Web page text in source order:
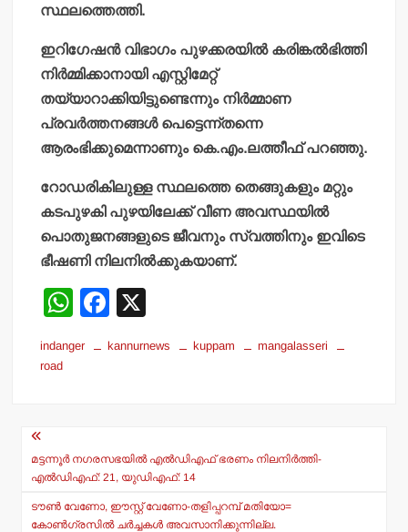
സ്ഥലത്തെത്തി.
ഇറിഗേഷന്‍ വിഭാഗം പുഴക്കരയില്‍ കരിങ്കല്‍ഭിത്തി
നിര്‍മ്മിക്കാനായി എസ്റ്റിമേറ്റ്
തയ്യാറാക്കിയിട്ടുണ്ടെന്നും നിര്‍മ്മാണ
പ്രവര്‍ത്തനങ്ങള്‍ പെട്ടെന്ന്തന്നെ
ആരംഭിക്കുമെന്നാണും കെ.എം.ലത്തീഫ് പറഞ്ഞു.
റോഡരികിലുള്ള സ്ഥലത്തെ തെങ്ങുകളും മറ്റും
കടപുഴകി പുഴയിലേക്ക് വീണ അവസ്ഥയില്‍
പൊതുജനങ്ങളുടെ ജീവനും സ്വത്തിനും ഇവിടെ
ഭീഷണി നിലനില്‍ക്കുകയാണ്.
W
at
p
p
F
c
o
o
k
indanger kannurnews kuppam
mangalasseri
road
Post
navigation
മട്ടന്നൂര്‍ നഗരസഭയില്‍ എല്‍ഡിഎഫ് ഭരണം നിലനിര്‍ത്തി-
എല്‍ഡിഎഫ്: 21, യുഡിഎഫ്: 14
ടൗണ്‍ വേണോ, ഈസ്റ്റ് വേണോ-തളിപ്പറമ്പ് മതിയോ=
കോണ്‍ഗ്രസില്‍ ചര്‍ച്ചകള്‍ അവസാനിക്കുന്നില്ല.